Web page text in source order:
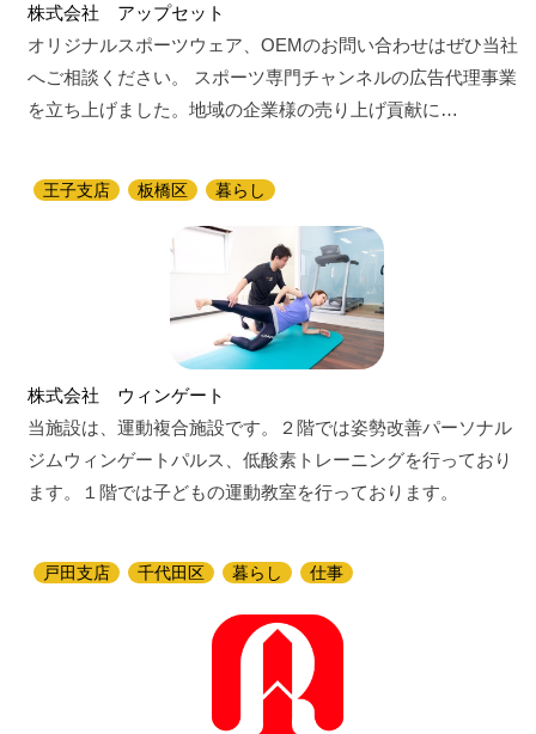
株式会社 アップセット
オリジナルスポーツウェア、OEMのお問い合わせはぜひ当社
へご相談ください。 スポーツ専門チャンネルの広告代理事業
を立ち上げました。地域の企業様の売り上げ貢献に…
王子支店 板橋区 暮らし
株式会社 ウィンゲート
当施設は、運動複合施設です。２階では姿勢改善パーソナル
ジムウィンゲートパルス、低酸素トレーニングを行っており
ます。１階では子どもの運動教室を行っております。
戸田支店 千代田区 暮らし 仕事